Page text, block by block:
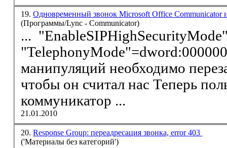
19.Одновременный звонок Microsoft Office Communicator
(Программы/Lync - Communicator)
... "EnableSIP
"TelephonyMode"=dword:00000001 После
манипуляций необходимо
чтобы он считал нас Теперь пользователь через свой
коммуникатор ...
21.01.2010
20.
Response Group: переадресация звонка, error 403
('Материалы без категорий')